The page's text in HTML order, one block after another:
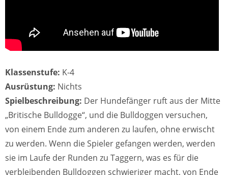
Klassenstufe: K-4
Ausrüstung: Nichts
Spielbeschreibung: Der Hundefänger ruft aus der Mitte
„Britische Bulldogge“, und die Bulldoggen versuchen,
von einem Ende zum anderen zu laufen, ohne erwischt
zu werden. Wenn die Spieler gefangen werden, werden
sie im Laufe der Runden zu Taggern, was es für die
verbleibenden Bulldoggen schwieriger macht, von Ende